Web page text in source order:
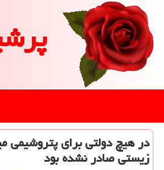
در هیچ دولتی برای پتروشیمی
زیستی صادر نشده بود